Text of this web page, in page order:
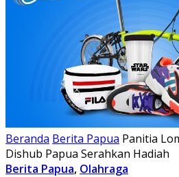
Beranda Berita Papua Panitia
Dishub Papua Serahkan Hadiah
Berita Papua, Olahraga